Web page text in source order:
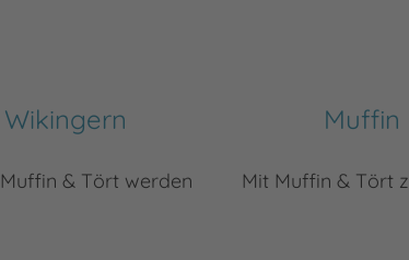
& Tört werden
Muffin
Mit Muffin & Tört